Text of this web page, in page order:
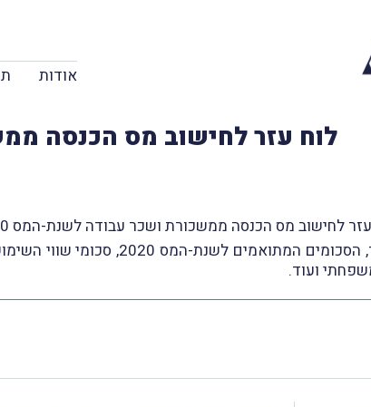
אודות
לוח עזר לחישוב מס הכנסה
לחישוב מס הכנסה ממשכורת ושכר עבודה לשנת-המס 2020
במסגרת הלוח נכללים, בין
ועוד.